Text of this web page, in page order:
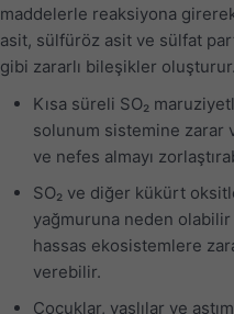
maddelerle reaksiyona
asit, sülfüröz asit ve sülfat
gibi zararlı bileşikler
Kısa süreli SO₂
solunum sistemine zarar
ve nefes almayı
SO₂ ve diğer kükürt
yağmuruna neden
hassas ekosistemlere
verebilir.
Çocuklar, yaşlılar ve astım